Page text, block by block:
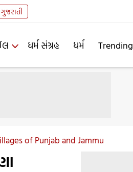
ગુજરાતી
ધર્મ સંગ્રહ ધર્મ Trending
of Punjab and Jammu